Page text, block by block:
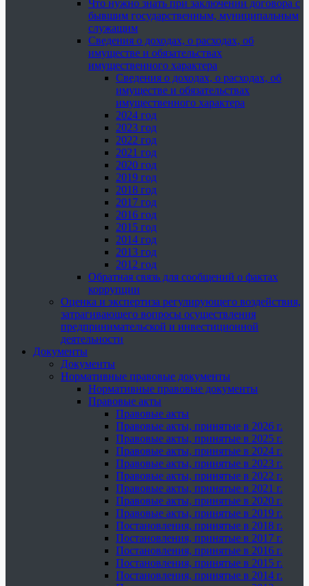
Что нужно знать при заключении договора с
бывшим государственным, муниципальным
служащим
Сведения о доходах, о расходах, об
имуществе и обязательствах
имущественного характера
Сведения о доходах, о расходах, об
имуществе и обязательствах
имущественного характера
2024 год
2023 год
2022 год
2021 год
2020 год
2019 год
2018 год
2017 год
2016 год
2015 год
2014 год
2013 год
2012 год
Обратная связь для сообщений о фактах
коррупции
Оценка и экспертиза регулирующего воздействия,
затрагивающего вопросы осуществления
предпринимательской и инвестиционной
деятельности
Документы
Документы
Нормативные правовые документы
Нормативные правовые документы
Правовые акты
Правовые акты
Правовые акты, принятые в 2026 г.
Правовые акты, принятые в 2025 г.
Правовые акты, принятые в 2024 г.
Правовые акты, принятые в 2023 г.
Правовые акты, принятые в 2022 г.
Правовые акты, принятые в 2021 г.
Правовые акты, принятые в 2020 г.
Правовые акты, принятые в 2019 г.
Постановления, принятые в 2018 г.
Постановления, принятые в 2017 г.
Постановления, принятые в 2016 г.
Постановления, принятые в 2015 г.
Постановления, принятые в 2014 г.